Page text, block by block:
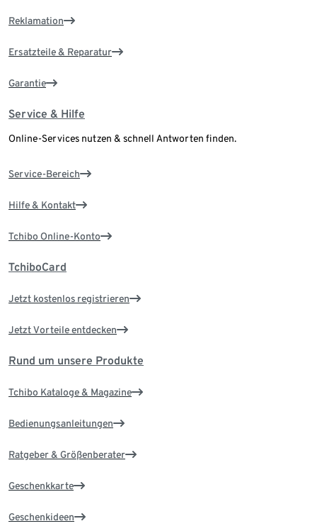
Reklamation
Ersatzteile & Reparatur
Garantie
Service & Hilfe
Online-Services nutzen & schnell Antworten finden.
Service-Bereich
Hilfe & Kontakt
Tchibo Online-Konto
TchiboCard
Jetzt kostenlos registrieren
Jetzt Vorteile entdecken
Rund um unsere Produkte
Tchibo Kataloge & Magazine
Bedienungsanleitungen
Ratgeber & Größenberater
Geschenkkarte
Geschenkideen